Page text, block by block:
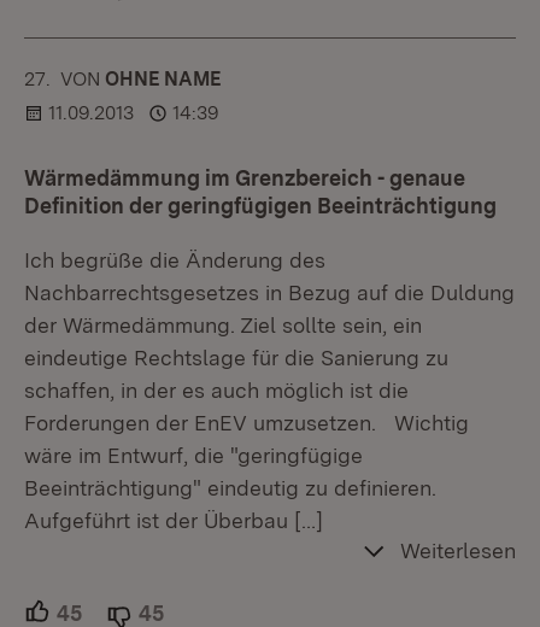
27. KOMMENTAR
VON :OHNE NAME
11.09.2013
14:39
Wärmedämmung im Grenzbereich - genaue
Definition der geringfügigen Beeinträchtigung
Ich begrüße die Änderung des
Nachbarrechtsgesetzes in Bezug auf die Duldung
der Wärmedämmung. Ziel sollte sein, ein
eindeutige Rechtslage für die Sanierung zu
schaffen, in der es auch möglich ist die
Forderungen der EnEV umzusetzen. Wichtig
wäre im Entwurf, die "geringfügige
Beeinträchtigung" eindeutig zu definieren.
Aufgeführt ist der Überbau […]
Weiterlesen
45 Unterstützer.
45